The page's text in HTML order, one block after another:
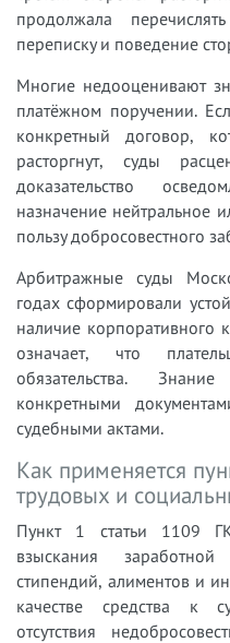
продолжала
переписку и поведение
Многие недооценивают
платёжном поручении.
конкретный договор,
расторгнут, суды
доказательство
назначение нейтральное
пользу добросовестного
Арбитражные суды
годах сформировали
наличие корпоративного
означает, что
обязательства.
конкретными
судебными актами.
Как применяется
трудовых и
Пункт 1 статьи 1109
взыскания
стипендий, алиментов и
качестве средства к
отсутствия